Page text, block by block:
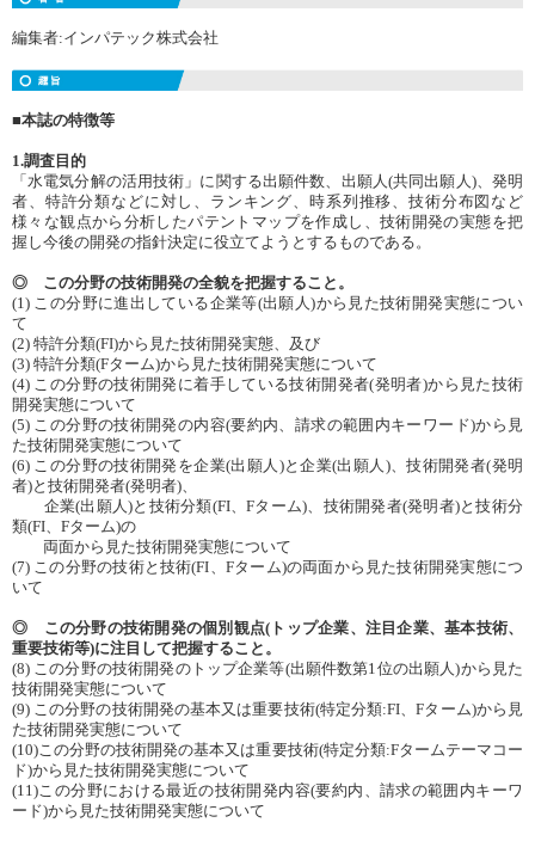
編集者:インパテック株式会社
■本誌の特徴等
1.調査目的
「水電気分解の活用技術」に関する出願件数、出願人(共同出願人)、発明
者、特許分類などに対し、ランキング、時系列推移、技術分布図など
様々な観点から分析したパテントマップを作成し、技術開発の実態を把
握し今後の開発の指針決定に役立てようとするものである。
◎ この分野の技術開発の全貌を把握すること。
(1) この分野に進出している企業等(出願人)から見た技術開発実態につい
て
(2) 特許分類(FI)から見た技術開発実態、及び
(3) 特許分類(Fターム)から見た技術開発実態について
(4) この分野の技術開発に着手している技術開発者(発明者)から見た技術
開発実態について
(5) この分野の技術開発の内容(要約内、請求の範囲内キーワード)から見
た技術開発実態について
(6) この分野の技術開発を企業(出願人)と企業(出願人)、技術開発者(発明
者)と技術開発者(発明者)、
企業(出願人)と技術分類(FI、Fターム)、技術開発者(発明者)と技術分
類(FI、Fターム)の
両面から見た技術開発実態について
(7) この分野の技術と技術(FI、Fターム)の両面から見た技術開発実態につ
いて
◎ この分野の技術開発の個別観点(トップ企業、注目企業、基本技術、
重要技術等)に注目して把握すること。
(8) この分野の技術開発のトップ企業等(出願件数第1位の出願人)から見た
技術開発実態について
(9) この分野の技術開発の基本又は重要技術(特定分類:FI、Fターム)から見
た技術開発実態について
(10)この分野の技術開発の基本又は重要技術(特定分類:Fタームテーマコー
ド)から見た技術開発実態について
(11)この分野における最近の技術開発内容(要約内、請求の範囲内キーワ
ード)から見た技術開発実態について